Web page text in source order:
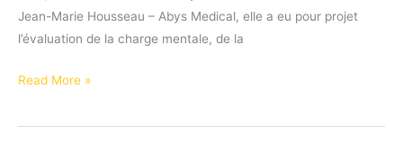
Jean-Marie Housseau – Abys Medical, elle a eu pour projet
l’évaluation de la charge mentale, de la
Marie
Read More »